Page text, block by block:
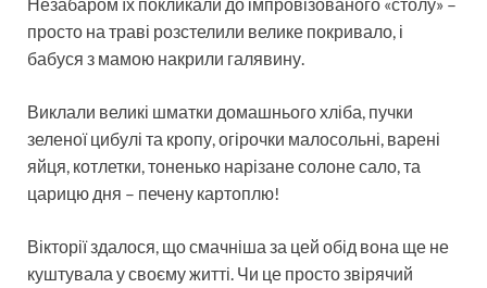
просто на траві розстелили велике покривало, і
бабуся з мамою накрили галявину.
Виклали великі шматки домашнього хліба, пучки
зеленої цибулі та кропу, огірочки малосольні, варені
яйця, котлетки, тоненько нарізане солоне сало, та
царицю дня – печену картоплю!
Вікторії здалося, що смачніша за цей обід вона ще не
куштувала у своєму житті. Чи це просто звірячий